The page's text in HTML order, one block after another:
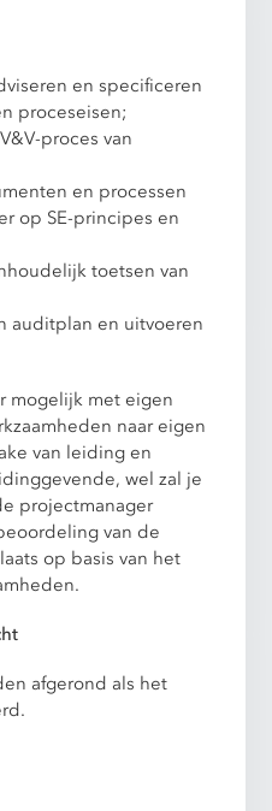
en specificeren
proceseisen;
proces van
en processen
op SE-principes en
toetsen van
auditplan en uitvoeren
mogelijk met eigen
naar eigen
van leiding en
wel zal je
projectmanager
van de
op basis van het
afgerond als het